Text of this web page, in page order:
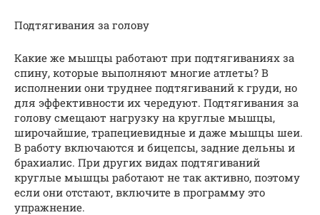
Подтягивания за голову
Какие же мышцы работают при подтягиваниях за
спину, которые выполняют многие атлеты? В
исполнении они труднее подтягиваний к груди, но
для эффективности их чередуют. Подтягивания за
голову смещают нагрузку на круглые мышцы,
широчайшие, трапециевидные и даже мышцы шеи.
В работу включаются и бицепсы, задние дельны и
брахиалис. При других видах подтягиваний
круглые мышцы работают не так активно, поэтому
если они отстают, включите в программу это
упражнение.